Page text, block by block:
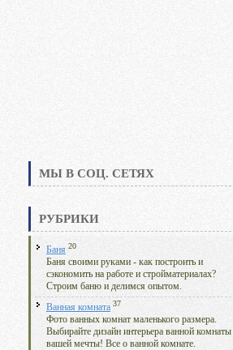
МЫ В СОЦ. СЕТЯХ
РУБРИКИ
Баня 20
Баня своими руками - как построить и
сэкономить на работе и стройматериалах?
Строим баню и делимся опытом.
Ванная комната 37
Фото ванных комнат маленького размера.
Выбирайте дизайн интерьера ванной комнаты
вашей мечты! Все о ванной комнате.